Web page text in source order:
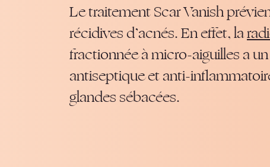
Le traitement Scar Vanish
récidives d’acnés. En effet, la
fractionnée à micro-aiguilles a
antiseptique et anti-
glandes sébacées.